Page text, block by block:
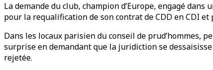
La demande du club, champion d’Europe, engagé
pour la requalification de son contrat de CDD en CDI
Dans les locaux parisien du conseil de prud’hommes,
surprise en demandant que la juridiction se
rejetée.